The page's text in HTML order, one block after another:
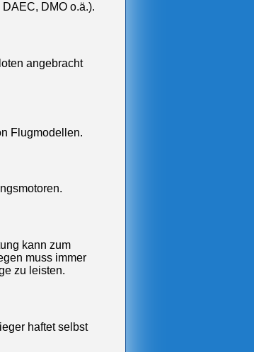
DMO o.ä.).
angebracht
Flugmodellen.
kann zum
muss immer
zu leisten.
haftet selbst